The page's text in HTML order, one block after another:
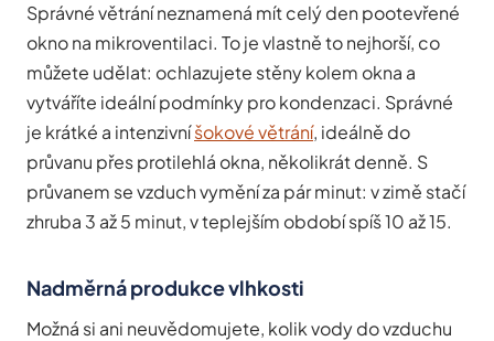
Správné větrání neznamená mít celý den pootevřené
okno na mikroventilaci. To je vlastně to nejhorší, co
můžete udělat: ochlazujete stěny kolem okna a
vytváříte ideální podmínky pro kondenzaci. Správné
je krátké a intenzivníšokové větrání, ideálně do
průvanu přes protilehlá okna, několikrát denně. S
průvanem se vzduch vymění za pár minut: v zimě stačí
zhruba 3 až 5 minut, v teplejším období spíš 10 až 15.
Nadměrná produkce vlhkosti
Možná si ani neuvědomujete, kolik vody do vzduchu